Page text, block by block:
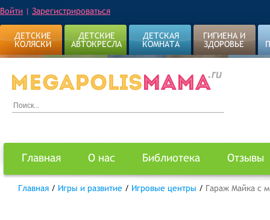
Войти | Зарегистрироваться
ДЕТСКИЕ
КОЛЯСКИ
ДЕТСКИЕ
АВТОКРЕСЛА
ДЕТСКАЯ
КОМНАТА
ГИГИЕНА И
ЗДОРОВЬЕ
Главная О нас Библиотека Отзывы
Главная / Игры и развитие / Игровые центры / Гараж Майка с